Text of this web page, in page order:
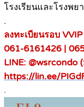
โรงเรียนและโรงพย
.
ลงทะเบียนรอบ
061-6161426 |
LINE: @wsrcondo
https://lin.ee/
.